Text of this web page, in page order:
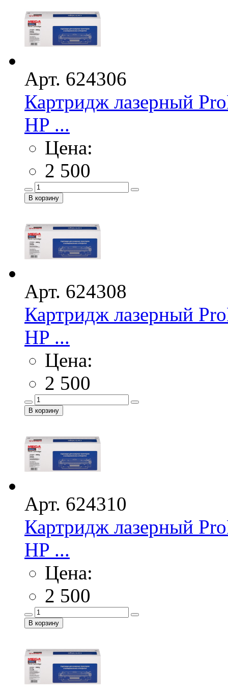
Арт. 624306
Картридж лазерный
HP ...
Цена:
2 500
Арт. 624308
Картридж лазерный
HP ...
Цена:
2 500
Арт. 624310
Картридж лазерный
HP ...
Цена:
2 500